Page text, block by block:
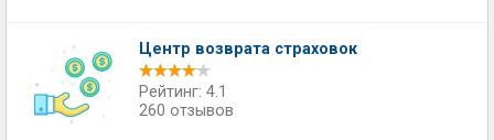
Центр возврата страховок
Рейтинг: 4.1
260 отзывов